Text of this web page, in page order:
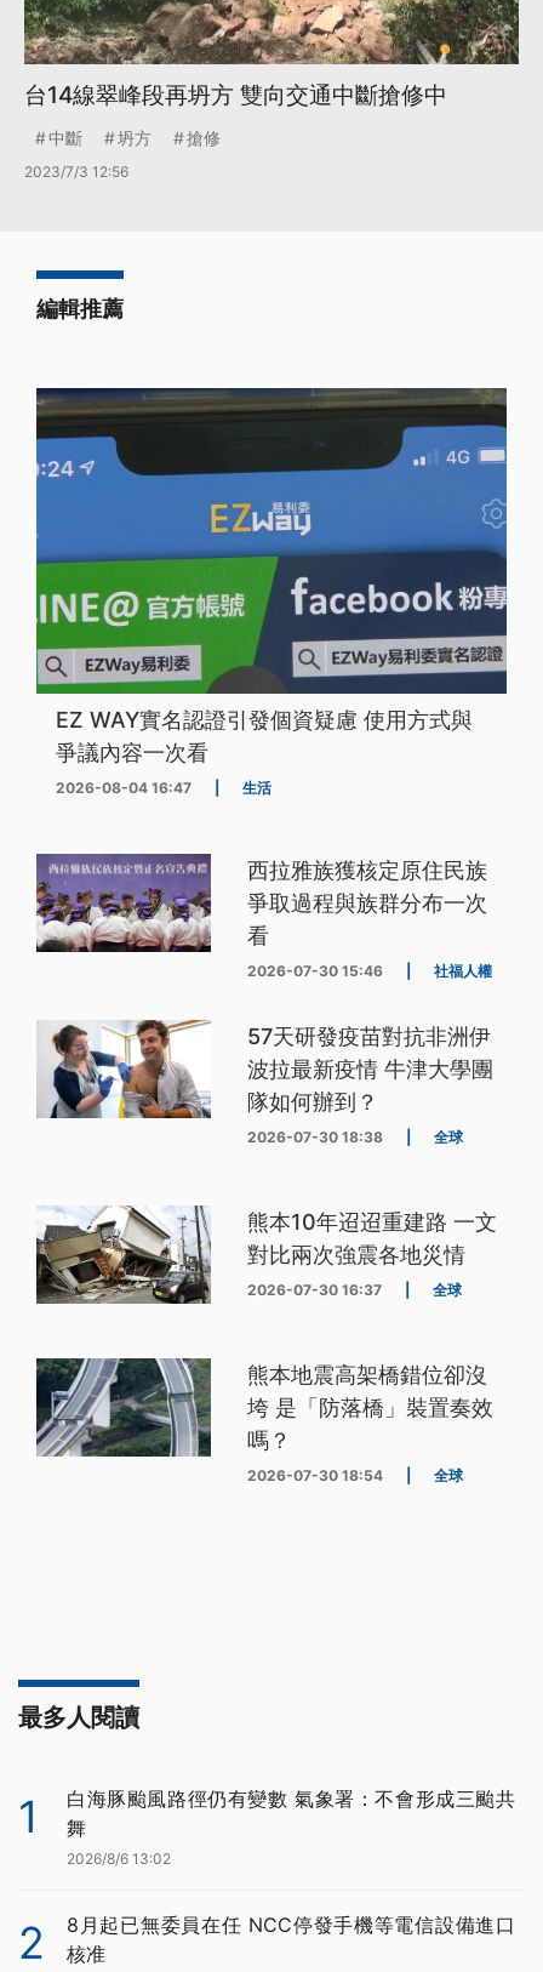
台14線翠峰段再坍方 雙向交通中斷搶修中
中斷 坍方 搶修
2023/7/3 12:56
編輯推薦
EZ WAY實名認證引發個資疑慮 使用方式與
爭議內容一次看
2026-08-04 16:47 生活
西拉雅族獲核定原住民族
爭取過程與族群分布一次
看
2026-07-30 15:46 社福人權
57天研發疫苗對抗非洲伊
波拉最新疫情 牛津大學團
隊如何辦到？
2026-07-30 18:38 全球
熊本10年迢迢重建路 一文
對比兩次強震各地災情
2026-07-30 16:37 全球
熊本地震高架橋錯位卻沒
垮 是「防落橋」裝置奏效
嗎？
2026-07-30 18:54 全球
最多人閱讀
1
白海豚颱風路徑仍有變數 氣象署：不會形成三颱共
舞
2026/8/6 13:02
2
8月起已無委員在任 NCC停發手機等電信設備進口
核准